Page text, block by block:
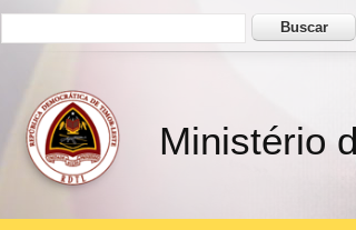
Formulário de busca Buscar
Ministério